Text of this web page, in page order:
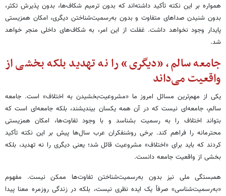
همواره بر این نکته تأکید داشته‌اند که بدون ترمیم شکاف‌ها، بدون پذیرش تکثر،
بدون شنیدن صداهای متفاوت و بدون به‌رسمیت‌شناختن دیگری، امکان همزیستی
پایدار وجود نخواهد داشت. غفلت از این امر، به شکاف‌های داخلی منجر خواهد
شد.
جامعه سالم، «دیگری» را نه تهدید بلکه بخشی از
واقعیت می‌داند
یکی از مهم‌ترین مسائل امروز ما «مشروعیت‌بخشیدن به اختلاف» است. جامعه
سالم، جامعه‌ای نیست که در آن همه یکسان بیندیشند، بلکه جامعه‌ای است که
بتواند اختلاف را به رسمیت بشناسد و با وجود تفاوت‌ها، امکان همزیستی
محترمانه را فراهم کند. برخی روشنفکران عرب سال‌ها پیش بر این نکته تأکید
کردند که باید برای «اختلاف» مشروعیت قائل شد؛ یعنی دیگری را نه تهدید، بلکه
بخشی از واقعیت جامعه دانست.
همبستگی ملی نیز بدون به‌رسمیت‌شناختن تفاوت‌ها ممکن نیست. مفهوم
«به‌رسمیت‌شناسی» صرفاً یک ایده نظری نیست، بلکه در زندگی روزمره معنا پیدا